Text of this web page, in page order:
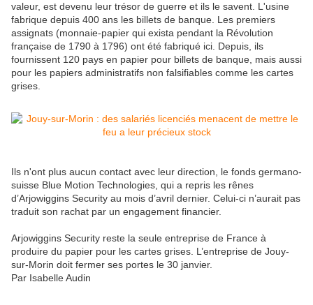
valeur, est devenu leur trésor de guerre et ils le savent. L'usine
fabrique depuis 400 ans les billets de banque. Les premiers
assignats (monnaie-papier qui exista pendant la Révolution
française de 1790 à 1796) ont été fabriqué ici. Depuis, ils
fournissent 120 pays en papier pour billets de banque, mais aussi
pour les papiers administratifs non falsifiables comme les cartes
grises.
Ils n'ont plus aucun contact avec leur direction, le fonds germano-
suisse Blue Motion Technologies, qui a repris les rênes
d’Arjowiggins Security au mois d’avril dernier. Celui-ci n’aurait pas
traduit son rachat par un engagement financier.
Arjowiggins Security reste la seule entreprise de France à
produire du papier pour les cartes grises. L’entreprise de Jouy-
sur-Morin doit fermer ses portes le 30 janvier.
Par Isabelle Audin